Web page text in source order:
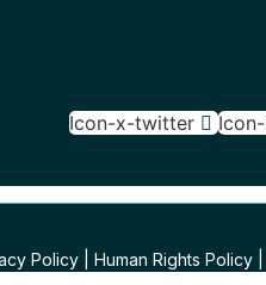
Icon-x-twitter
Policy Human Rights Policy